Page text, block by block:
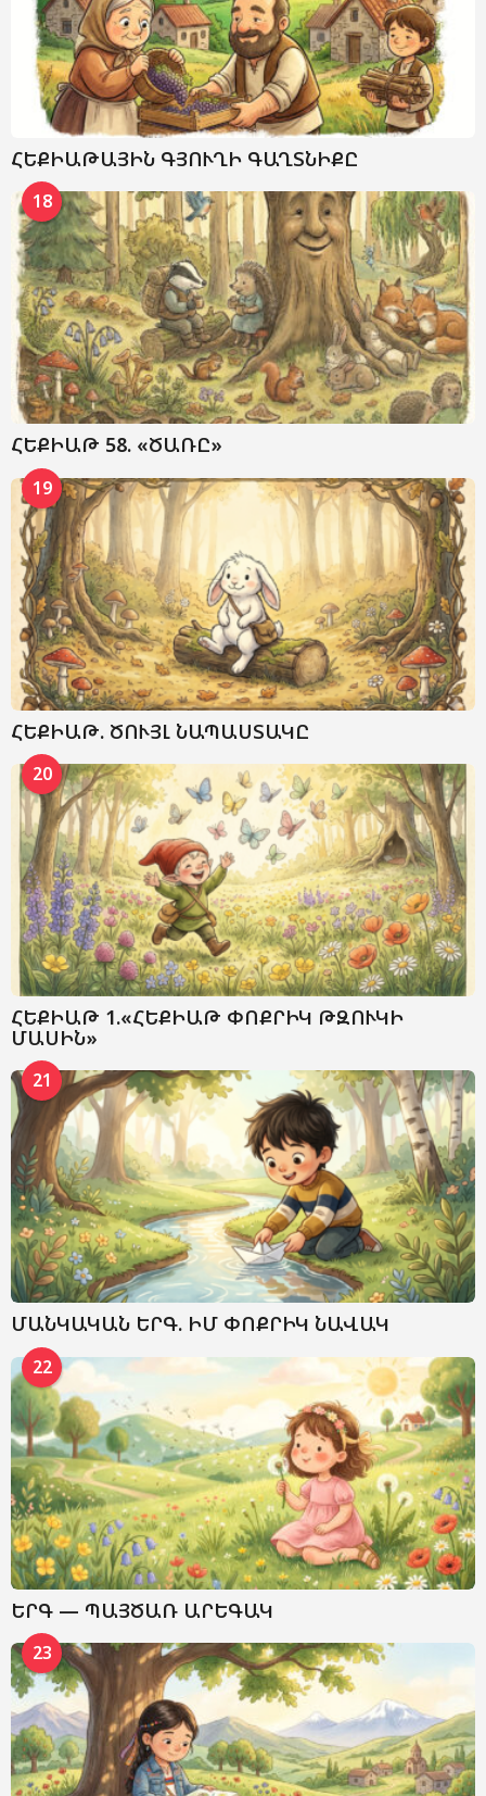
ՀԵՔԻԱԹԱՅԻՆ ԳՅՈՒՂԻ ԳԱՂՏՆԻՔԸ
18
ՀԵՔԻԱԹ 58. «ԾԱՌԸ»
19
ՀԵՔԻԱԹ. ԾՈՒՅԼ ՆԱՊԱՍՏԱԿԸ
20
ՀԵՔԻԱԹ 1.«ՀԵՔԻԱԹ ՓՈՔՐԻԿ ԹԶՈՒԿԻ
ՄԱՍԻՆ»
21
ՄԱՆԿԱԿԱՆ ԵՐԳ. ԻՄ ՓՈՔՐԻԿ ՆԱՎԱԿ
22
ԵՐԳ — ՊԱՅԾԱՌ ԱՐԵԳԱԿ
23